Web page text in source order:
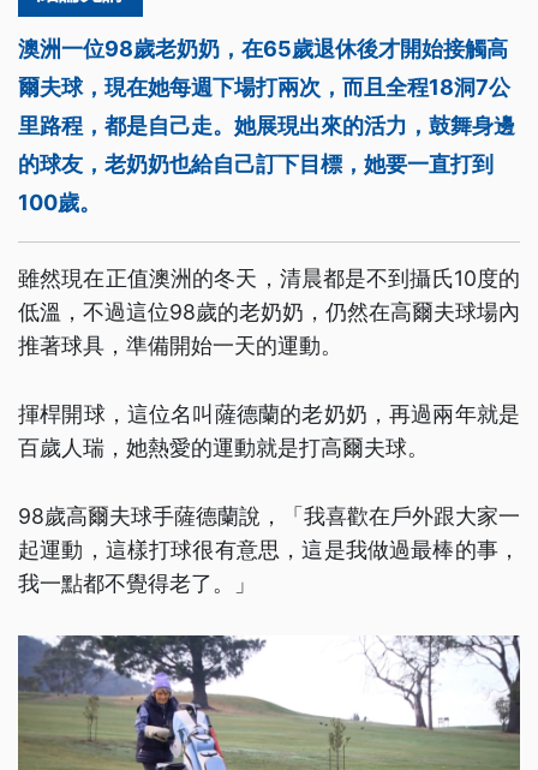
澳洲一位98歲老奶奶，在65歲退休後才開始接觸高
爾夫球，現在她每週下場打兩次，而且全程18洞7公
里路程，都是自己走。她展現出來的活力，鼓舞身邊
的球友，老奶奶也給自己訂下目標，她要一直打到
100歲。
雖然現在正值澳洲的冬天，清晨都是不到攝氏10度的
低溫，不過這位98歲的老奶奶，仍然在高爾夫球場內
推著球具，準備開始一天的運動。
揮桿開球，這位名叫薩德蘭的老奶奶，再過兩年就是
百歲人瑞，她熱愛的運動就是打高爾夫球。
98歲高爾夫球手薩德蘭說，「我喜歡在戶外跟大家一
起運動，這樣打球很有意思，這是我做過最棒的事，
我一點都不覺得老了。」